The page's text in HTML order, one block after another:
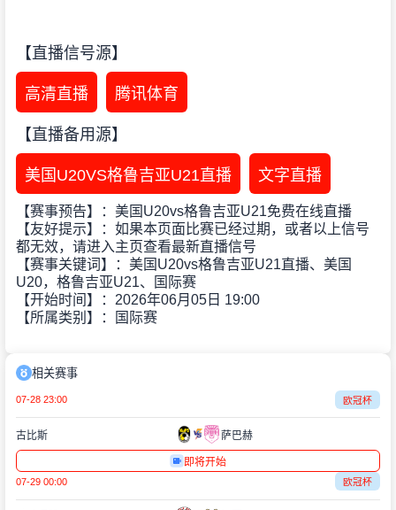
【直播信号源】
高清直播 腾讯体育
【直播备用源】
美国U20VS格鲁吉亚U21直播 文字直播
【赛事预告】：美国U20vs格鲁吉亚U21免费在线直播
【友好提示】：如果本页面比赛已经过期，或者以上信号
都无效，请进入主页查看最新直播信号
【赛事关键词】：美国U20vs格鲁吉亚U21直播、美国
U20，格鲁吉亚U21、国际赛
【开始时间】：2026年06月05日 19:00
【所属类别】：国际赛
相关赛事
07-28 23:00 欧冠杯
古比斯 萨巴赫
即将开始
07-29 00:00 欧冠杯